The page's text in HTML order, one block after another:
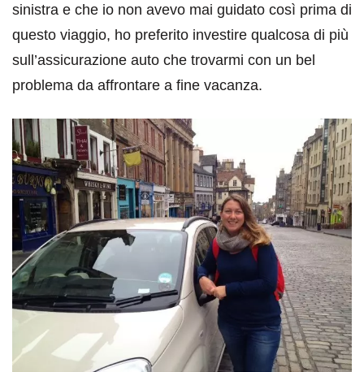
sinistra e che io non avevo mai guidato così prima di
questo viaggio, ho preferito investire qualcosa di più
sull’assicurazione auto che trovarmi con un bel
problema da affrontare a fine vacanza.